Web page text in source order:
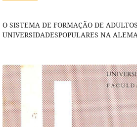
O SISTEMA DE FORMAÇÃO DE
UNIVERSIDADESPOPULARES NA